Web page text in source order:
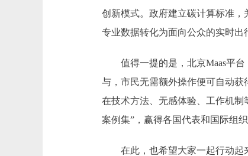
创新模式。政府建立碳计算标准
专业数据转化为面向公众的实时出
值得一提的是，北京Maas平台
与，市民无需额外操作便可自动
在技术方法、无感体验、工作机制
案例集”，赢得各国代表和国际组织
在此，也希望大家一起行动起来